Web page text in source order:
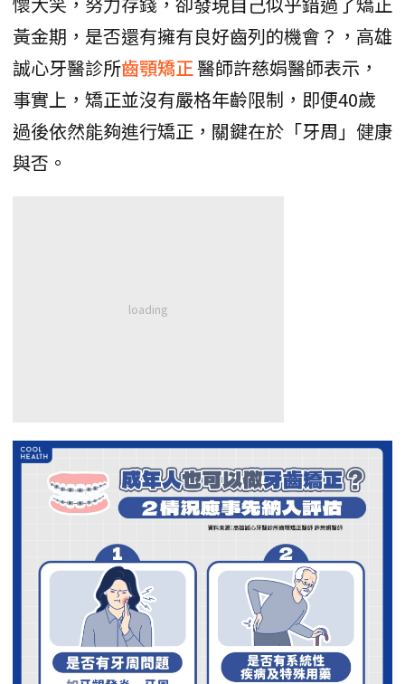
黃金期，是否還有擁有良好齒列的機會？，高雄
誠心牙醫診所齒顎矯正醫師許慈娟醫師表示，
事實上，矯正並沒有嚴格年齡限制，即便40歲
過後依然能夠進行矯正，關鍵在於「牙周」健康
與否。